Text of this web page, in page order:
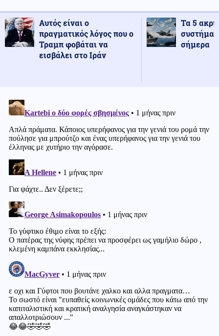
Αυτός είναι ο
πραγματικός λόγος που ο
Τραμπ φοβάται να
εισβάλει στο Ιράν
Τα 5
σήμερα